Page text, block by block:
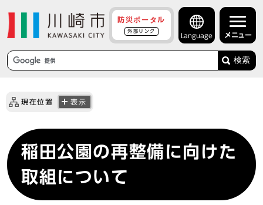
防災ポータル
外部リンク
Language メニュー
検索
現在位置 表示
稲田公園の再整備に向けた
取組について